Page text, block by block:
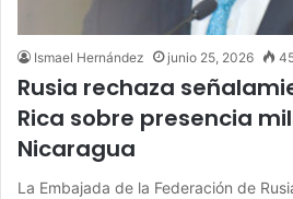
Ismael Hernández junio 25, 2026
Rusia rechaza
Rica sobre presencia
Nicaragua
La Embajada de la Federación de